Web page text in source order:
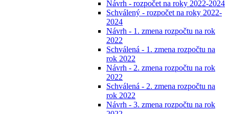
Návrh - rozpočet na roky 2022-2024
Schválený - rozpočet na roky 2022-
2024
Návrh - 1. zmena rozpočtu na rok
2022
Schválená - 1. zmena rozpočtu na
rok 2022
Návrh - 2. zmena rozpočtu na rok
2022
Schválená - 2. zmena rozpočtu na
rok 2022
Návrh - 3. zmena rozpočtu na rok